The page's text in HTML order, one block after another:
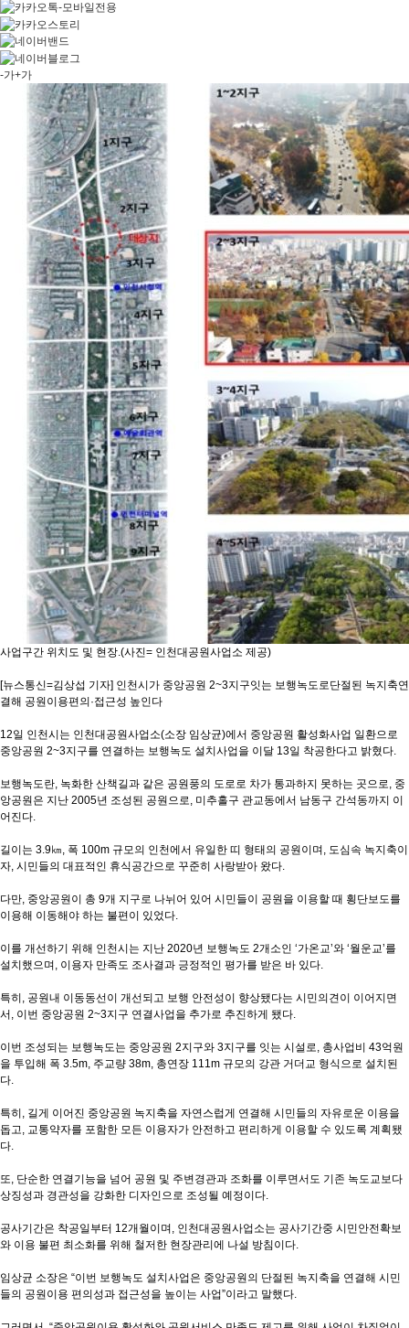
-가+가
사업구간 위치도 및 현장.(사진= 인천대공원사업소 제공)
[뉴스통신=김상섭 기자] 인천시가 중앙공원 2~3지구잇는 보행녹도로단절된 녹지축연
결해 공원이용편의·접근성 높인다
12일 인천시는 인천대공원사업소(소장 임상균)에서 중앙공원 활성화사업 일환으로
중앙공원 2~3지구를 연결하는 보행녹도 설치사업을 이달 13일 착공한다고 밝혔다.
보행녹도란, 녹화한 산책길과 같은 공원풍의 도로로 차가 통과하지 못하는 곳으로, 중
앙공원은 지난 2005년 조성된 공원으로, 미추홀구 관교동에서 남동구 간석동까지 이
어진다.
길이는 3.9㎞, 폭 100m 규모의 인천에서 유일한 띠 형태의 공원이며, 도심속 녹지축이
자, 시민들의 대표적인 휴식공간으로 꾸준히 사랑받아 왔다.
다만, 중앙공원이 총 9개 지구로 나뉘어 있어 시민들이 공원을 이용할 때 횡단보도를
이용해 이동해야 하는 불편이 있었다.
이를 개선하기 위해 인천시는 지난 2020년 보행녹도 2개소인 ‘가온교’와 ‘월운교’를
설치했으며, 이용자 만족도 조사결과 긍정적인 평가를 받은 바 있다.
특히, 공원내 이동동선이 개선되고 보행 안전성이 향상됐다는 시민의견이 이어지면
서, 이번 중앙공원 2~3지구 연결사업을 추가로 추진하게 됐다.
이번 조성되는 보행녹도는 중앙공원 2지구와 3지구를 잇는 시설로, 총사업비 43억원
을 투입해 폭 3.5m, 주교량 38m, 총연장 111m 규모의 강관 거더교 형식으로 설치된
다.
특히, 길게 이어진 중앙공원 녹지축을 자연스럽게 연결해 시민들의 자유로운 이용을
돕고, 교통약자를 포함한 모든 이용자가 안전하고 편리하게 이용할 수 있도록 계획됐
다.
또, 단순한 연결기능을 넘어 공원 및 주변경관과 조화를 이루면서도 기존 녹도교보다
상징성과 경관성을 강화한 디자인으로 조성될 예정이다.
공사기간은 착공일부터 12개월이며, 인천대공원사업소는 공사기간중 시민안전확보
와 이용 불편 최소화를 위해 철저한 현장관리에 나설 방침이다.
임상균 소장은 “이번 보행녹도 설치사업은 중앙공원의 단절된 녹지축을 연결해 시민
들의 공원이용 편의성과 접근성을 높이는 사업”이라고 말했다.